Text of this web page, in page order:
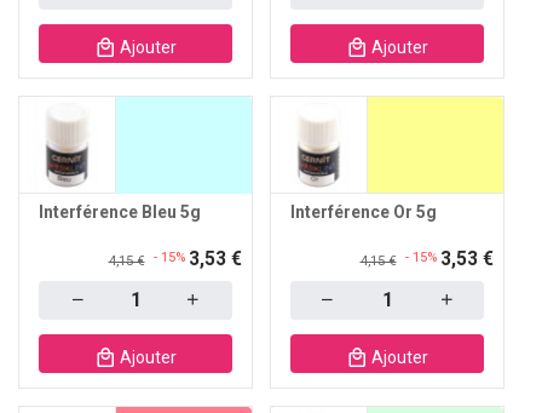
Ajouter Ajouter
Interférence Bleu 5g
4,15 € - 15% 3,53 €
Ajouter
Interférence Or 5g
4,15 € - 15% 3,53 €
Ajouter